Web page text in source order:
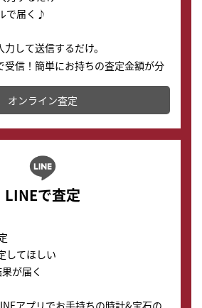
で届く♪
して送信するだけ。
受信！簡単にお持ちの査定金額が分
オンライン査定
LINEで査定
してほしい
が届く